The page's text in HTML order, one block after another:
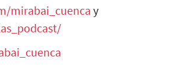
mirabai_cuencay